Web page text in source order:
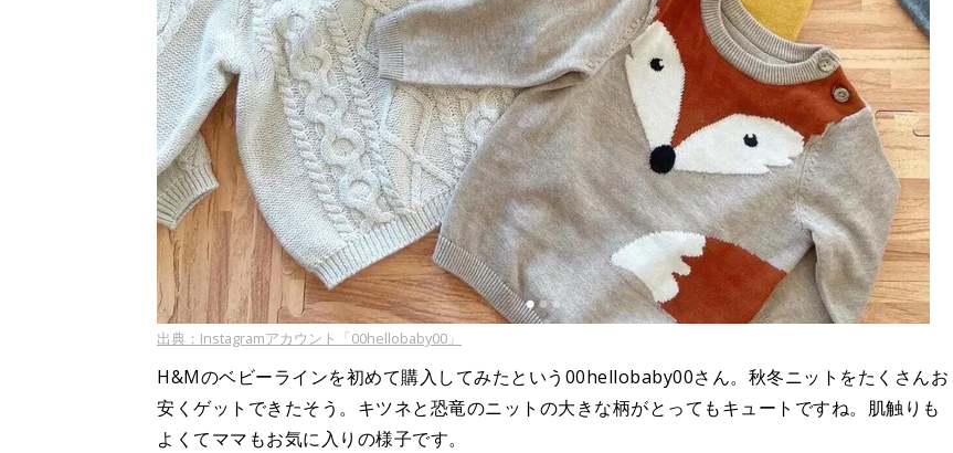
出典：Instagramアカウント「00hellobaby00」
H&Mのベビーラインを初めて購入してみたという00hellobaby00さん。秋冬ニットをたくさんお
安くゲットできたそう。キツネと恐竜のニットの大きな柄がとってもキュートですね。肌触りも
よくてママもお気に入りの様子です。